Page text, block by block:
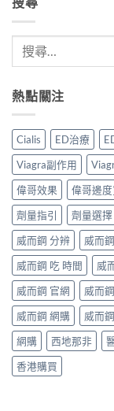
熱點關注
Cialis ED治療
Viagra副作用
偉哥效果
偉哥邊度
劑量指引
劑量選擇
威而鋼 分辨
威而
威而鋼 吃 時間
威
威而鋼 官網
威而
威而鋼 網購
威而
網購
西地那非
香港購買